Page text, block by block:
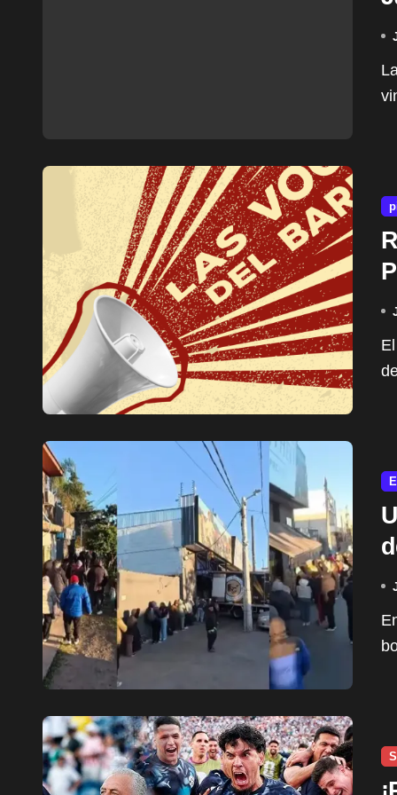
La investigación por la millonaria mansión de Pilar
El 11 de julio, desde la radio de la Biblioteca Palabras
En plena ola de frío polar que azota el conurbano